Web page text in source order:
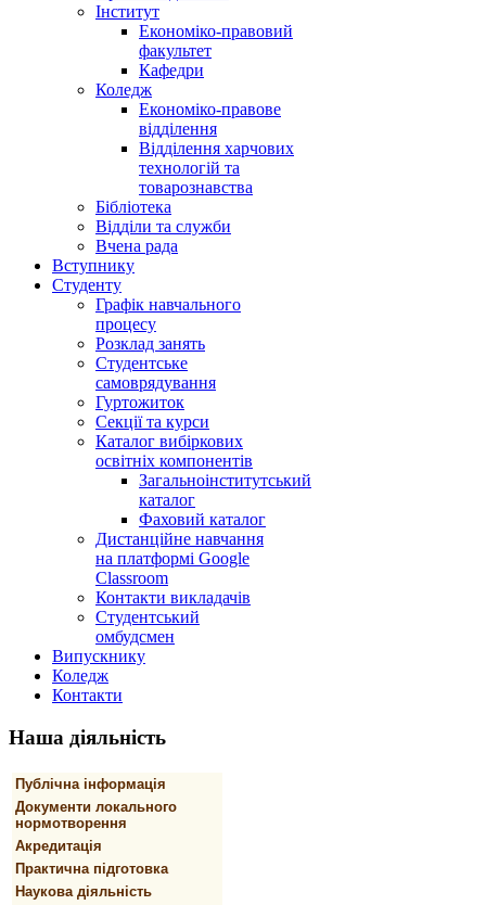
Інститут
Економіко-правовий
факультет
Кафедри
Коледж
Економіко-правове
відділення
Відділення харчових
технологій та
товарознавства
Бібліотека
Відділи та служби
Вчена рада
Вступнику
Студенту
Графік навчального
процесу
Розклад занять
Студентське
самоврядування
Гуртожиток
Секції та курси
Каталог вибіркових
освітніх компонентів
Загальноінститутський
каталог
Фаховий каталог
Дистанційне навчання
на платформі Google
Classroom
Контакти викладачів
Студентський
омбудсмен
Випускнику
Коледж
Контакти
Наша діяльність
Публічна інформація
Документи локального
нормотворення
Акредитація
Практична підготовка
Наукова діяльність